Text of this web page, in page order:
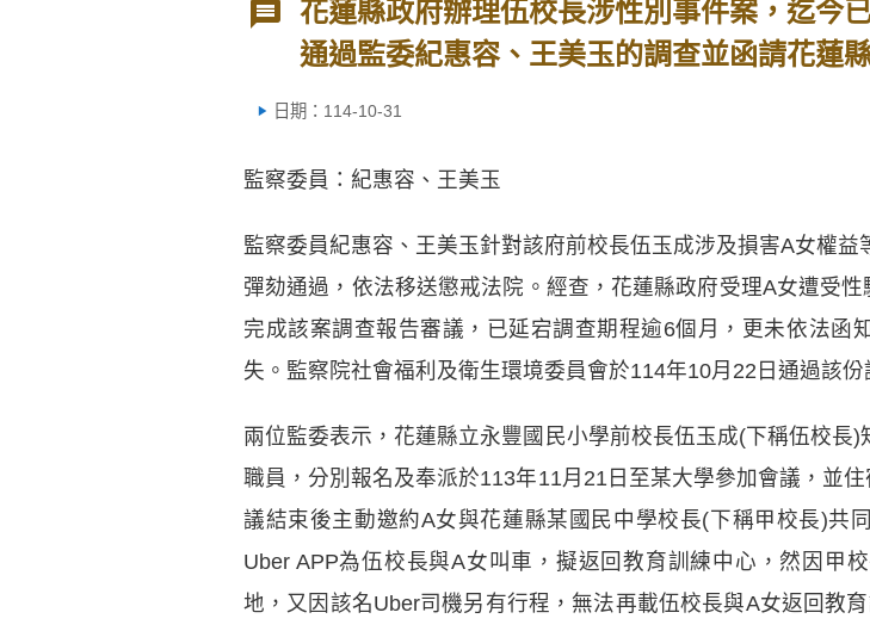
花蓮縣政府辦理伍校長涉性別事件案，迄今
通過監委紀惠容、王美玉的調查並函請花蓮
日期：114-10-31
監察委員：紀惠容、王美玉
監察委員紀惠容、王美玉針對該府前校長伍玉成涉及損害A女權
彈劾通過，依法移送懲戒法院。經查，花蓮縣政府受理A女遭受
完成該案調查報告審議，已延宕調查期程逾6個月，更未依法函
失。監察院社會福利及衛生環境委員會於114年10月22日通過該
兩位監委表示，花蓮縣立永豐國民小學前校長伍玉成(下稱伍校長
職員，分別報名及奉派於113年11月21日至某大學參加會議，並
議結束後主動邀約A女與花蓮縣某國民中學校長(下稱甲校長)共
Uber APP為伍校長與A女叫車，擬返回教育訓練中心，然因甲
地，又因該名Uber司機另有行程，無法再載伍校長與A女返回教